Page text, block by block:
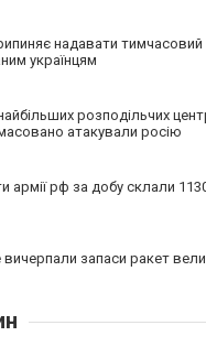
надавати тимчасовий
українцям
розподільчих
атакували росію
армії рф за добу склали
запаси ракет